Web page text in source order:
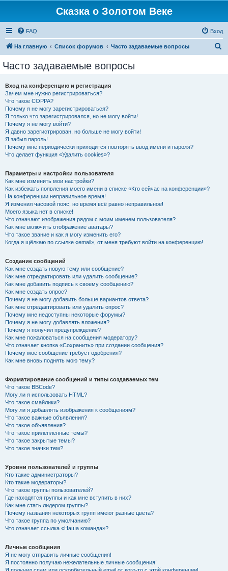
Сказка о Золотом Веке
FAQ Вход
На главную Список форумов Часто задаваемые вопросы
Часто задаваемые вопросы
Вход на конференцию и регистрация
Зачем мне нужно регистрироваться?
Что такое COPPA?
Почему я не могу зарегистрироваться?
Я только что зарегистрировался, но не могу войти!
Почему я не могу войти?
Я давно зарегистрирован, но больше не могу войти!
Я забыл пароль!
Почему мне периодически приходится повторять ввод имени и пароля?
Что делает функция «Удалить cookies»?
Параметры и настройки пользователя
Как мне изменить мои настройки?
Как избежать появления моего имени в списке «Кто сейчас на конференции»?
На конференции неправильное время!
Я изменил часовой пояс, но время всё равно неправильное!
Моего языка нет в списке!
Что означают изображения рядом с моим именем пользователя?
Как мне включить отображение аватары?
Что такое звание и как я могу изменить его?
Когда я щёлкаю по ссылке «email», от меня требуют войти на конференцию!
Создание сообщений
Как мне создать новую тему или сообщение?
Как мне отредактировать или удалить сообщение?
Как мне добавить подпись к своему сообщению?
Как мне создать опрос?
Почему я не могу добавить больше вариантов ответа?
Как мне отредактировать или удалить опрос?
Почему мне недоступны некоторые форумы?
Почему я не могу добавлять вложения?
Почему я получил предупреждение?
Как мне пожаловаться на сообщения модератору?
Что означает кнопка «Сохранить» при создании сообщения?
Почему моё сообщение требует одобрения?
Как мне вновь поднять мою тему?
Форматирование сообщений и типы создаваемых тем
Что такое BBCode?
Могу ли я использовать HTML?
Что такое смайлики?
Могу ли я добавлять изображения к сообщениям?
Что такое важные объявления?
Что такое объявления?
Что такое прилепленные темы?
Что такое закрытые темы?
Что такое значки тем?
Уровни пользователей и группы
Кто такие администраторы?
Кто такие модераторы?
Что такое группы пользователей?
Где находятся группы и как мне вступить в них?
Как мне стать лидером группы?
Почему названия некоторых групп имеют разные цвета?
Что такое группа по умолчанию?
Что означает ссылка «Наша команда»?
Личные сообщения
Я не могу отправить личные сообщения!
Я постоянно получаю нежелательные личные сообщения!